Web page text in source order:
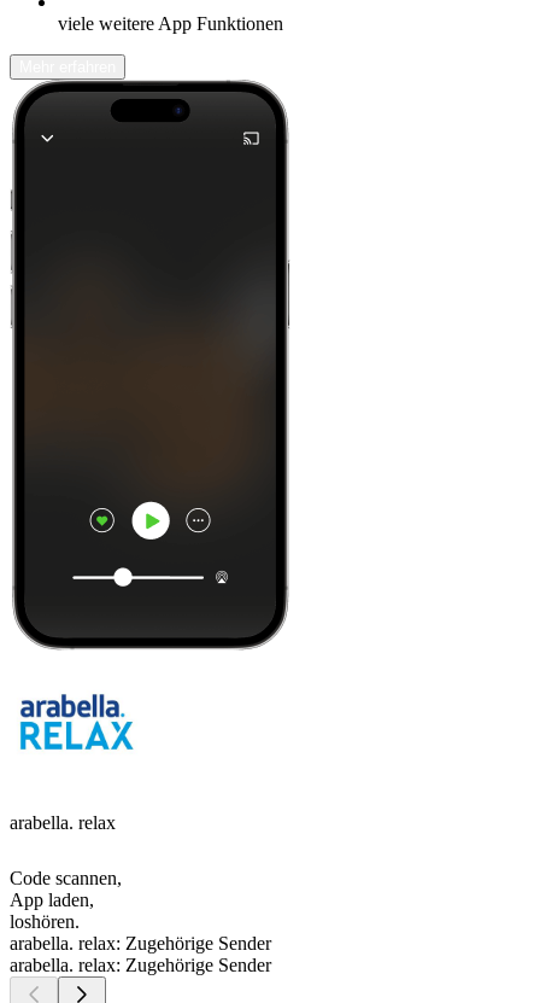
viele weitere App Funktionen
arabella. relax
Code scannen,
App laden,
loshören.
arabella. relax: Zugehörige Sender
arabella. relax: Zugehörige Sender